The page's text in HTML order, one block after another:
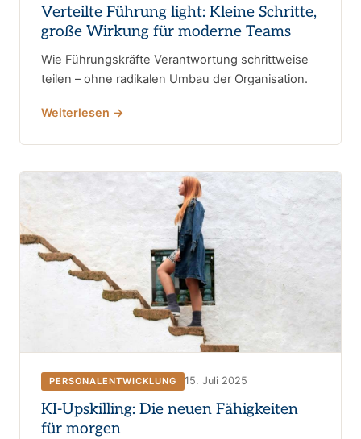
Verteilte Führung light: Kleine Schritte,
große Wirkung für moderne Teams
Wie Führungskräfte Verantwortung schrittweise
teilen – ohne radikalen Umbau der Organisation.
Weiterlesen →
PERSONALENTWICKLUNG 15. Juli 2025
KI-Upskilling: Die neuen Fähigkeiten
für morgen